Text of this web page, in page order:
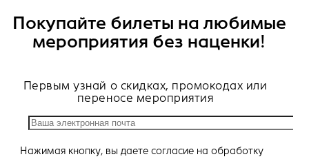
Покупайте билеты на любимые
мероприятия без наценки!
Первым узнай о скидках, промокодах или
переносе мероприятия
Нажимая кнопку, вы даете согласие на обработку